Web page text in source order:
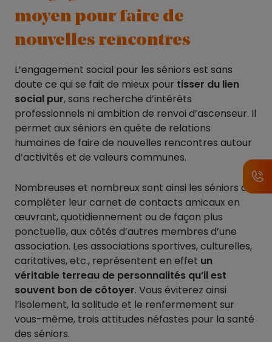
moyen pour faire de
nouvelles rencontres
L’engagement social pour les séniors est sans
doute ce qui se fait de mieux pour tisser du lien
social pur, sans recherche d’intérêts
professionnels ni ambition de renvoi d’ascenseur. Il
permet aux séniors en quête de relations
humaines de faire de nouvelles rencontres autour
d’activités et de valeurs communes.
Nombreuses et nombreux sont ainsi les séniors à
compléter leur carnet de contacts amicaux en
œuvrant, quotidiennement ou de façon plus
ponctuelle, aux côtés d’autres membres d’une
association. Les associations sportives, culturelles,
caritatives, etc., représentent en effet un
véritable terreau de personnalités qu’il est
souvent bon de côtoyer. Vous éviterez ainsi
l’isolement, la solitude et le renfermement sur
vous-même, trois attitudes néfastes pour la santé
des séniors.